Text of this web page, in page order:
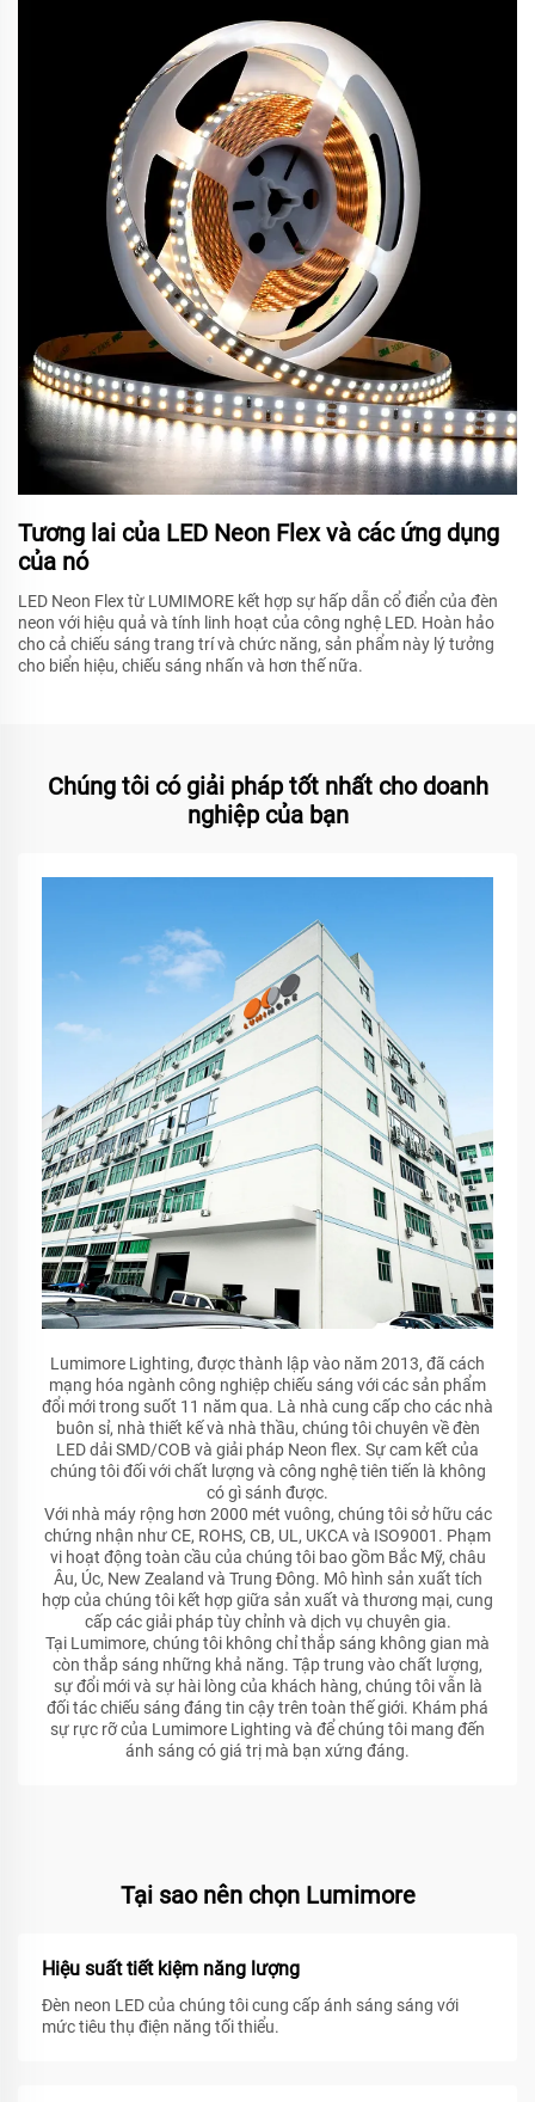
Tương lai của LED Neon Flex và các ứng dụng
của nó
LED Neon Flex từ LUMIMORE kết hợp sự hấp dẫn cổ điển của đèn
neon với hiệu quả và tính linh hoạt của công nghệ LED. Hoàn hảo
cho cả chiếu sáng trang trí và chức năng, sản phẩm này lý tưởng
cho biển hiệu, chiếu sáng nhấn và hơn thế nữa.
Chúng tôi có giải pháp tốt nhất cho doanh
nghiệp của bạn
Lumimore Lighting, được thành lập vào năm 2013, đã cách
mạng hóa ngành công nghiệp chiếu sáng với các sản phẩm
đổi mới trong suốt 11 năm qua. Là nhà cung cấp cho các nhà
buôn sỉ, nhà thiết kế và nhà thầu, chúng tôi chuyên về đèn
LED dải SMD/COB và giải pháp Neon flex. Sự cam kết của
chúng tôi đối với chất lượng và công nghệ tiên tiến là không
có gì sánh được.
Với nhà máy rộng hơn 2000 mét vuông, chúng tôi sở hữu các
chứng nhận như CE, ROHS, CB, UL, UKCA và ISO9001. Phạm
vi hoạt động toàn cầu của chúng tôi bao gồm Bắc Mỹ, châu
Âu, Úc, New Zealand và Trung Đông. Mô hình sản xuất tích
hợp của chúng tôi kết hợp giữa sản xuất và thương mại, cung
cấp các giải pháp tùy chỉnh và dịch vụ chuyên gia.
Tại Lumimore, chúng tôi không chỉ thắp sáng không gian mà
còn thắp sáng những khả năng. Tập trung vào chất lượng,
sự đổi mới và sự hài lòng của khách hàng, chúng tôi vẫn là
đối tác chiếu sáng đáng tin cậy trên toàn thế giới. Khám phá
sự rực rỡ của Lumimore Lighting và để chúng tôi mang đến
ánh sáng có giá trị mà bạn xứng đáng.
Tại sao nên chọn Lumimore
Hiệu suất tiết kiệm năng lượng
Đèn neon LED của chúng tôi cung cấp ánh sáng sáng với
mức tiêu thụ điện năng tối thiểu.